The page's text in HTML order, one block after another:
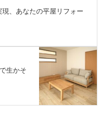
現、あなたの平屋リフォー
生かそ